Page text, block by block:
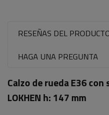
RESEÑAS DEL
HAGA UNA PREGUNTA
Calzo de rueda E36
LOKHEN h: 147 mm